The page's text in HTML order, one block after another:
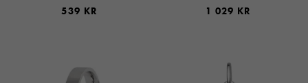
539 KR 1 029 KR